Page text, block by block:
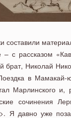
составили
– с рассказом
брат, Николай
в Мамакай-
Марлинского и,
сочинения
Я давно уже